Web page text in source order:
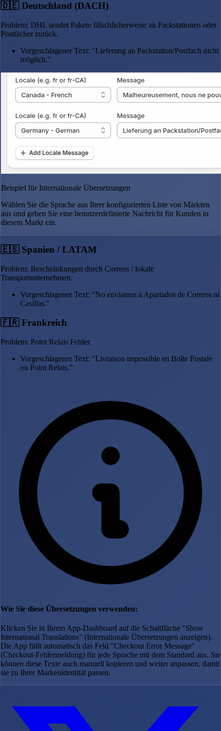
🇩🇪 Deutschland (DACH)
Problem: DHL sendet Pakete fälschlicherweise an Packstationen oder
Postfächer zurück.
Vorgeschlagener Text: "Lieferung an Packstation/Postfach nicht
möglich."
Beispiel für Internationale Übersetzungen
Wählen Sie die Sprache aus Ihrer konfigurierten Liste von Märkten
aus und geben Sie eine benutzerdefinierte Nachricht für Kunden in
diesem Markt ein.
🇪🇸 Spanien / LATAM
Problem: Beschränkungen durch Correos / lokale
Transportunternehmen.
Vorgeschlagener Text: "No enviamos a Apartados de Correos ni
Casillas."
🇫🇷 Frankreich
Problem: Point Relais Fehler.
Vorgeschlagener Text: "Livraison impossible en Boîte Postale
ou Point Relais."
Wie Sie diese Übersetzungen verwenden:
Klicken Sie in Ihrem App-Dashboard auf die Schaltfläche "Show
International Translations" (Internationale Übersetzungen anzeigen).
Die App füllt automatisch das Feld "Checkout Error Message"
(Checkout-Fehlermeldung) für jede Sprache mit dem Standard aus. Sie
können diese Texte auch manuell kopieren und weiter anpassen, damit
sie zu Ihrer Markenidentität passen.